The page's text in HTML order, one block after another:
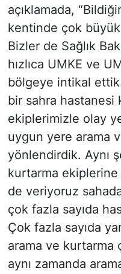
açıklamada,
kentinde çok
Bizler de Sağlık
hızlıca UMKE ve
bölgeye intikal
bir sahra hastanesi
ekiplerimizle olay
uygun yere arama
yönlendirdik. Aynı
kurtarma
de veriyoruz
çok fazla sayıda
Çok fazla sayıda
arama ve kurtarma
aynı zamanda